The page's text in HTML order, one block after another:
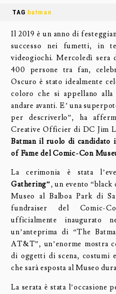
TAG batman
Il 2019 è un anno di
successo nei fumetti, in
videogiochi. Mercoledì sera
400 persone tra fan,
Oscuro è stato idealmente
coloro che si appellano
andare avanti. E’ una
per descriverlo”, ha
Creative Officier di DC Jim
Batman il ruolo di candidato
of Fame del Comic-Con
La cerimonia è stata
Gathering”, un evento
Museo al Balboa Park di
fundraiser del Comic-
ufficialmente inaugurato
un’anteprima di “The
AT&T”, un’enorme mostra
di oggetti di scena, costumi
che sarà esposta al Museo
La serata è stata l’occasione